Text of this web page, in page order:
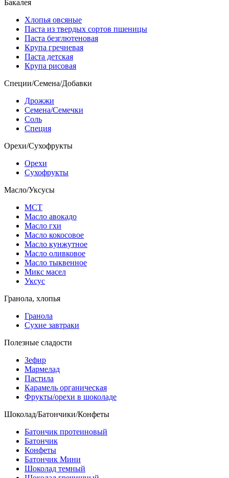
Бакалея
Хлопья овсяные
Паста из твердых сортов пшеницы
Паста безглютеновая
Крупа гречневая
Паста детская
Крупа рисовая
Специи/Семена/Добавки
Дрожжи
Семена/Семечки
Соль
Специя
Орехи/Сухофрукты
Орехи
Сухофрукты
Масло/Уксусы
МСТ
Масло авокадо
Масло гхи
Масло кокосовое
Масло кунжутное
Масло оливковое
Масло тыквенное
Микс масел
Уксус
Гранола, хлопья
Гранола
Сухие завтраки
Полезные сладости
Зефир
Мармелад
Пастила
Карамель органическая
Фрукты/орехи в шоколаде
Шоколад/Батончики/Конфеты
Батончик протеиновый
Батончик
Конфеты
Батончик Мини
Шоколад темный